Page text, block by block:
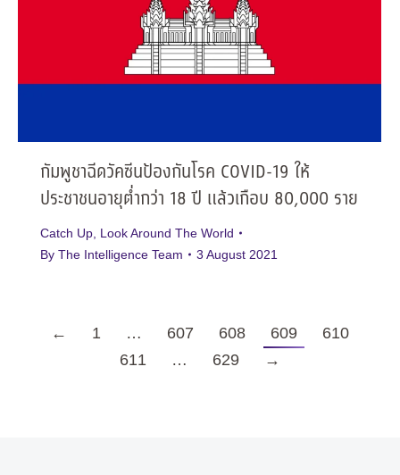
กัมพูชาฉีดวัคซีนป้องกันโรค COVID-19 ให้
ประชาชนอายุต่ำกว่า 18 ปี แล้วเกือบ 80,000 ราย
Catch Up, Look Around The World
By The Intelligence Team 3 August 2021
← 1 … 607 608 609
610
611
… 629 →